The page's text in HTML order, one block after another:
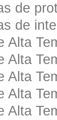
de
de
Alta
Alta
Alta
Alta
Alta